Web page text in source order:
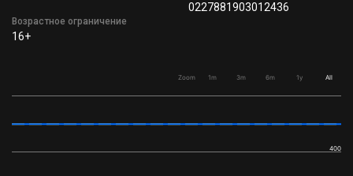
Возрастное ограничение
16+
0227881903012436
Zoom 1m 3m 6m 1y All
400